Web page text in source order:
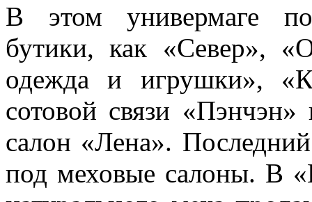
В этом универмаге
бутики, как «Север»,
одежда и игрушки»,
сотовой связи
салон «Лена».
под меховые салоны. В